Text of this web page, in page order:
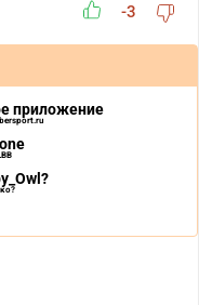
-3
приложение